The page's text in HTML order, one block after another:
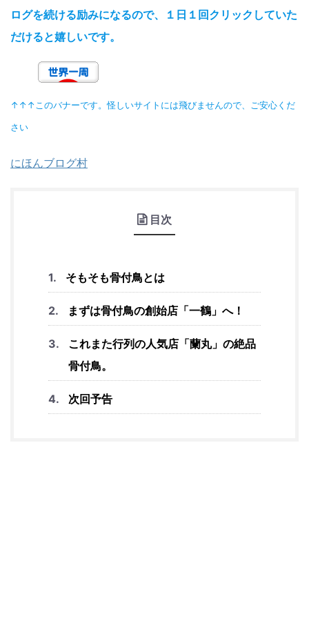
ログを続ける励みになるので、１日１回クリックしていた
だけると嬉しいです。
↑↑↑このバナーです。怪しいサイトには飛びませんので、ご安心くだ
さい
にほんブログ村
目次
そもそも骨付鳥とは
まずは骨付鳥の創始店「一鶴」へ！
これまた行列の人気店「蘭丸」の絶品
骨付鳥。
次回予告